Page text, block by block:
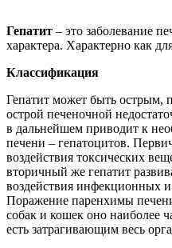
Гепатит – это заболевание
характера. Характерно как
Классификация
Гепатит может быть острым,
острой печеночной
в дальнейшем приводит к
печени – гепатоцитов.
воздействия токсических
вторичный же гепатит
воздействия инфекционных
Поражение паренхимы
собак и кошек оно наиболее
есть затрагивающим весь